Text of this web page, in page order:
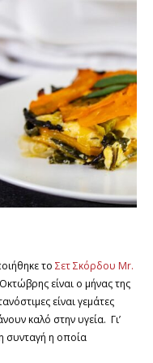
το Σετ Σκόρδου Mr.
είναι ο μήνας της
είναι γεμάτες
καλό στην υγεία. Γι’
συνταγή η οποία